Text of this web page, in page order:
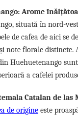
Arome
situată în nord-
de cafea de aici
note florale distincte.
Huehuetenango
a cafelei
Catalan de las
de origine este